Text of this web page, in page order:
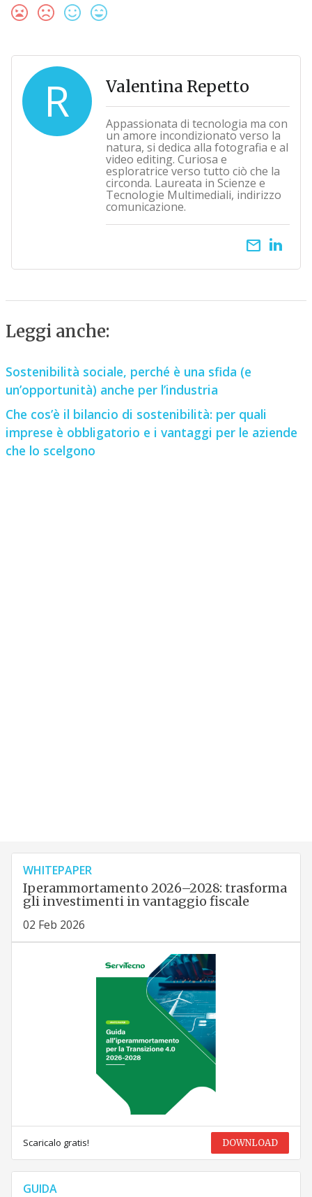
R Valentina Repetto
Appassionata di tecnologia ma con
un amore incondizionato verso la
natura, si dedica alla fotografia e al
video editing. Curiosa e
esploratrice verso tutto ciò che la
circonda. Laureata in Scienze e
Tecnologie Multimediali, indirizzo
comunicazione.
email
Leggi anche:
Sostenibilità sociale, perché è una sfida (e
un’opportunità) anche per l’industria
Che cos’è il bilancio di sostenibilità: per quali
imprese è obbligatorio e i vantaggi per le aziende
che lo scelgono
WHITEPAPER
Iperammortamento 2026–2028: trasforma
gli investimenti in vantaggio fiscale
02 Feb 2026
Scaricalo gratis! DOWNLOAD
GUIDA